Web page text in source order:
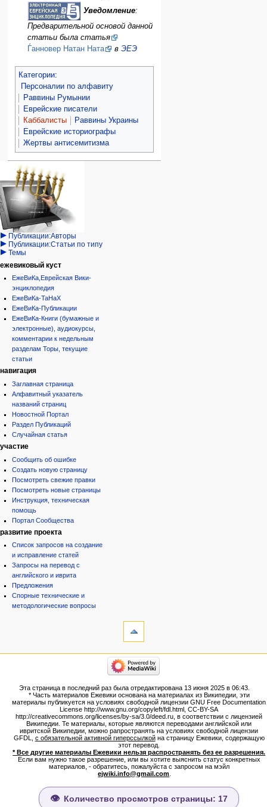
Уведомление:
Предварительной основой данной
статьи была статья
Ѓанновер Натан Ната
в ЭЕЭ
Категории:
Персоналии по алфавиту
Раввины Румынии
Еврейские писатели
Каббалисты
Раввины Украины
Еврейские историографы
Жертвы антисемитизма
Навигация
персональные инструменты
войти
запрос
учётной
записи
категории
Израиль:Страна и
государство
Иудаизм
Народ
Проекты
Проекты/Участники/
дополнения
Публикации:Авторы
Публикации:Статьи по типу
Темы
ежевиковый куст
ЕжеВиКа,Еврейская Вики-
энциклопедия
ЕжеВиКа-ТаНаХ
ЕжеВиКа-Публикации
ЕжеВиКа-Книги (бумажные и
электронные), аудиокурсы,
комментарии к недельным
разделам Торы, текущие
статьи
навигация
Заглавная страница
Алфавитный указатель
названий страниц
Новостной Портал
Раздел Публикаций
Случайная статья
участие
Сообщить об ошибке
Создать новую страницу
Посмотреть свежие правки
Посмотреть новые страницы
Инструкция, техническая
помощь
Портал Сообщества
развитие проекта
Список запросов на создание
и исправление статей
Запросы на перевод с
английского и иврита
Предложения
Спорные технические и
методологические вопросы
Версия
для
Постоянная
ссылка
Сведения
о странице
категории
Народ
Проекты
Проекты/Участники/
дополнения
Публикации:Авторы
Публикации:Статьи по типу
Темы
ежевиковый куст
ЕжеВиКа,Еврейская Вики-
ЕжеВиКа-ТаНаХ
ЕжеВиКа-Публикации
Эта страница в последний раз была отредактирована 13 июня 2025 в 06:43.
* Часть материалов Ежевики основана на материалах из Википедии, эти
материалы публикуется на условиях свободной лицензии GNU Free Documentation
License http://www.gnu.org/copyleft/fdl.html, CC-BY-SA
http://creativecommons.org/licenses/by-sa/3.0/deed.ru, в соответствии с лицензией
Википедии. Те материалы, которые являются переводами английской или
ивритской Википедии, можно рапространять на условиях свободной лицензии
GFDL, с обязательной активной гиперссылкойна страницу Ежевики, содержащую
этот перевод.
* Все другие материалы Ежевики нельзя распространять без ее разрешения.
Если вам нужно такое разрешение, или вы хотите выяснить статус конкретных
материалов, - обратитесь, пожалуйста с запросом на мэйл
ejwiki.info@gmail.com
Количество просмотров страницы: 17